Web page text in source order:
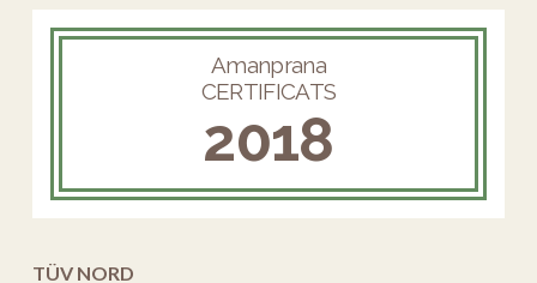
Amanprana
CERTIFICATS
2018
TÜV NORD